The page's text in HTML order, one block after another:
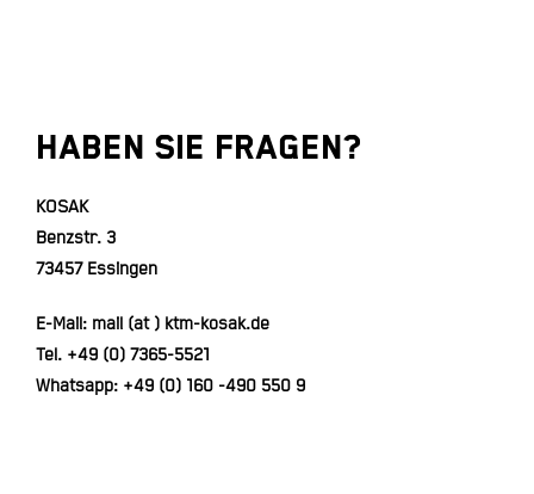
Haben Sie Fragen?
KOSAK
Benzstr. 3
73457 Essingen
E-Mail: mail (at ) ktm-kosak.de
Tel. +49 (0) 7365-5521
Whatsapp: +49 (0) 160 -490 550 9